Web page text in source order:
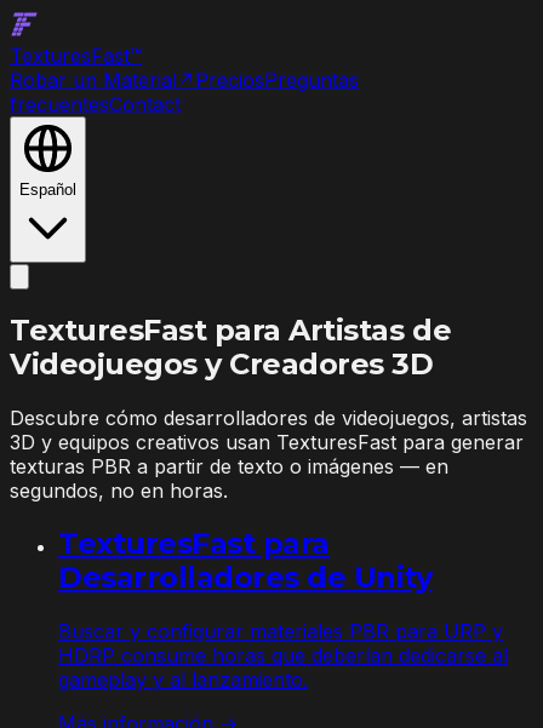
TexturesFast™
Robar un Material↗ PreciosPreguntas
frecuentesContact
Español
TexturesFast para Artistas de
Videojuegos y Creadores 3D
Descubre cómo desarrolladores de videojuegos, artistas
3D y equipos creativos usan TexturesFast para generar
texturas PBR a partir de texto o imágenes — en
segundos, no en horas.
TexturesFast para
Desarrolladores de Unity
Buscar y configurar materiales PBR para URP y
HDRP consume horas que deberían dedicarse al
gameplay y al lanzamiento.
Más información →